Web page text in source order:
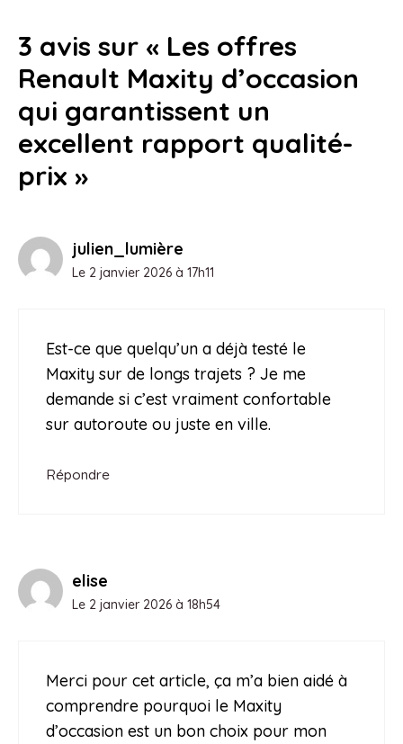
3 avis sur « Les offres
Renault Maxity d’occasion
qui garantissent un
excellent rapport qualité-
prix »
julien_lumière
Le 2 janvier 2026 à 17h11
Est-ce que quelqu’un a déjà testé le
Maxity sur de longs trajets ? Je me
demande si c’est vraiment confortable
sur autoroute ou juste en ville.
Répondre
elise
Le 2 janvier 2026 à 18h54
Merci pour cet article, ça m’a bien aidé à
comprendre pourquoi le Maxity
d’occasion est un bon choix pour mon